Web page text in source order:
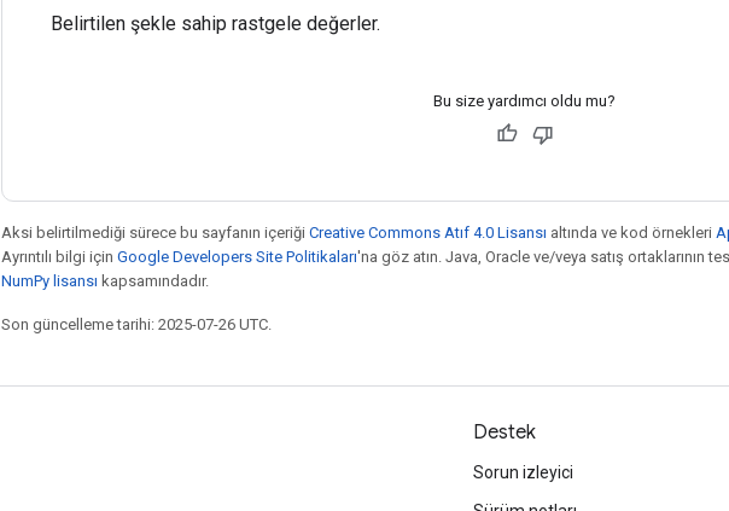
Belirtilen şekle sahip rastgele değerler.
Bu size yardımcı oldu mu?
Aksi belirtilmediği sürece bu sayfanın içeriği Creative Commons Atıf 4.0 Lisansı altında ve kod örnekleri
Ayrıntılı bilgi için Google Developers Site Politikaları'na göz atın. Java, Oracle ve/veya satış ortaklarının
NumPy lisansı kapsamındadır.
Son güncelleme tarihi: 2025-07-26 UTC.
Destek
Sorun izleyici